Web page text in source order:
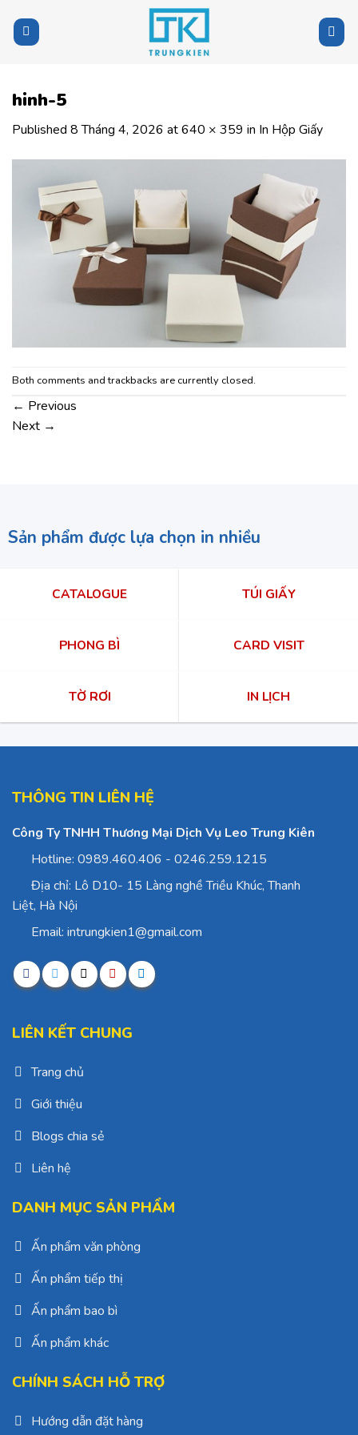
content
hinh-5
Published 8 Tháng 4, 2026 at640 × 359 in In Hộp Giấy
Both comments and trackbacks are currently closed.
← Previous
Next →
Sản phẩm được lựa chọn in nhiều
CATALOGUE TÚI GIẤY
PHONG BÌ CARD VISIT
TỜ RƠI IN LỊCH
THÔNG TIN LIÊN HỆ
Công Ty TNHH Thương Mại Dịch Vụ Leo Trung Kiên
Hotline: 0989.460.406 - 0246.259.1215
Địa chỉ: Lô D10- 15 Làng nghề Triều Khúc, Thanh
Liệt, Hà Nội
Email: intrungkien1@gmail.com
LIÊN KẾT CHUNG
Trang chủ
Giới thiệu
Blogs chia sẻ
Liên hệ
DANH MỤC SẢN PHẨM
Ấn phẩm văn phòng
Ấn phẩm tiếp thị
Ấn phẩm bao bì
Ấn phẩm khác
CHÍNH SÁCH HỖ TRỢ
Hướng dẫn đặt hàng